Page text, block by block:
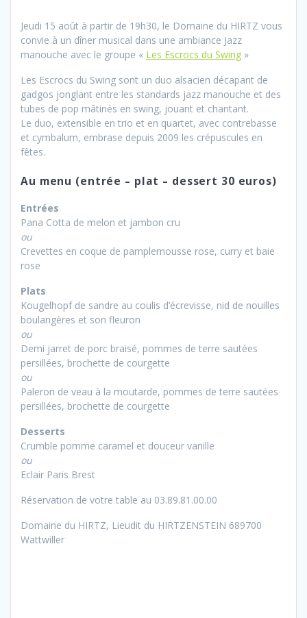
Jeudi 15 août à partir de 19h30, le Domaine du HIRTZ vous
convie à un dîner musical dans une ambiance Jazz
manouche avec le groupe « Les Escrocs du Swing »
Les Escrocs du Swing sont un duo alsacien décapant de
gadgos jonglant entre les standards jazz manouche et des
tubes de pop mâtinés en swing, jouant et chantant.
Le duo, extensible en trio et en quartet, avec contrebasse
et cymbalum, embrase depuis 2009 les crépuscules en
fêtes.
Au menu (entrée – plat – dessert 30 euros)
Entrées
Pana Cotta de melon et jambon cru
ou
Crevettes en coque de pamplemousse rose, curry et baie
rose
Plats
Kougelhopf de sandre au coulis d’écrevisse, nid de nouilles
boulangères et son fleuron
ou
Demi jarret de porc braisé, pommes de terre sautées
persillées, brochette de courgette
ou
Paleron de veau à la moutarde, pommes de terre sautées
persillées, brochette de courgette
Desserts
Crumble pomme caramel et douceur vanille
ou
Eclair Paris Brest
Réservation de votre table au 03.89.81.00.00
Domaine du HIRTZ, Lieudit du HIRTZENSTEIN 689700
Wattwiller